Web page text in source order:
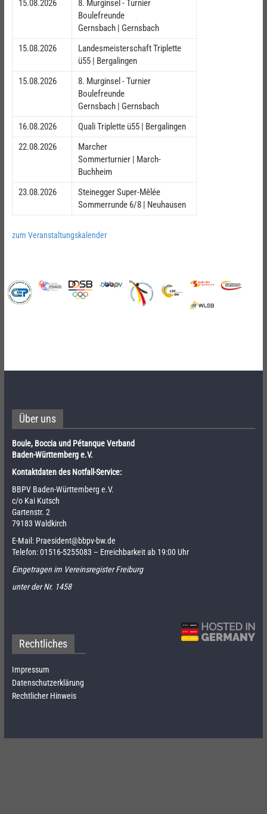
15.08.2026
8. Murginsel - Turnier
Boulefreunde
Gernsbach | Gernsbach
15.08.2026
Landesmeisterschaft Triplette
ü55 | Bergalingen
15.08.2026
8. Murginsel - Turnier
Boulefreunde
Gernsbach | Gernsbach
16.08.2026
Quali Triplette ü55 | Bergalingen
22.08.2026
Marcher
Sommerturnier | March-
Buchheim
23.08.2026
Steinegger Super-Mêlée
Sommerrunde 6/8 | Neuhausen
zum Veranstaltungskalender
Über uns
Boule, Boccia und Pétanque Verband
Baden-Württemberg e.V.
Kontaktdaten des Notfall-Service:
BBPV Baden-Württemberg e.V.
c/o Kai Kutsch
Gartenstr. 2
79183 Waldkirch
E-Mail: Praesident@bbpv-bw.de
Telefon:01516-5255083 – Erreichbarkeit ab 19:00 Uhr
Eingetragen im Vereinsregister Freiburg
unter der Nr. 1458
Rechtliches
Impressum
Datenschutzerklärung
Rechtlicher Hinweis